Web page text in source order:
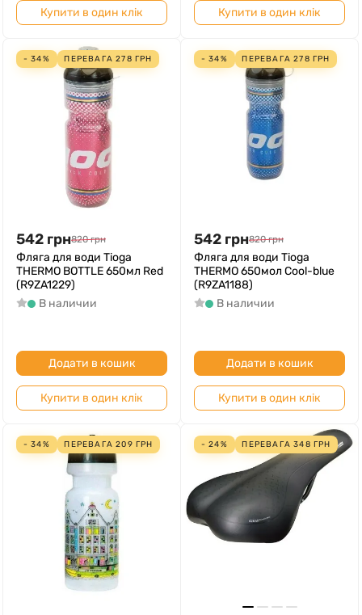
Купити в один клік Купити в один клік
- 34% ПЕРЕВАГА278 ГРН
542 грн820 грн
Фляга для води Tioga
THERMO BOTTLE 650мл Red
(R9ZA1229)
В наличии
Додати в кошик
Купити в один клік
- 34% ПЕРЕВАГА278 ГРН
542 грн820 грн
Фляга для води Tioga
THERMO 650мол Сool-blue
(R9ZA1188)
В наличии
Додати в кошик
Купити в один клік
- 34% ПЕРЕВАГА209 ГРН - 24% ПЕРЕВАГА348 ГРН